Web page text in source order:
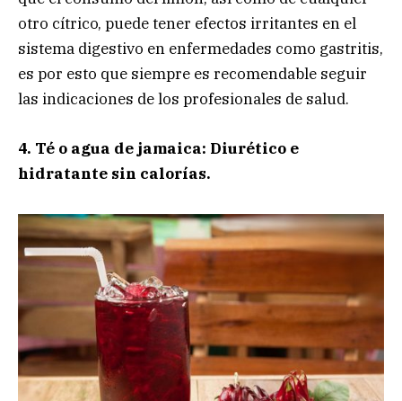
otro cítrico, puede tener efectos irritantes en el
sistema digestivo en enfermedades como gastritis,
es por esto que siempre es recomendable seguir
las indicaciones de los profesionales de salud.
4. Té o agua de jamaica: Diurético e
hidratante sin calorías.